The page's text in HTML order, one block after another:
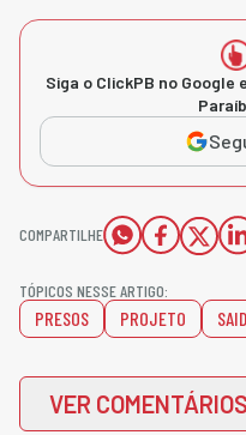
Siga o ClickPB no
COMPARTILHE
TÓPICOS NESSE ARTIGO:
PRESOS PROJETO
VER COMENTÁRIOS